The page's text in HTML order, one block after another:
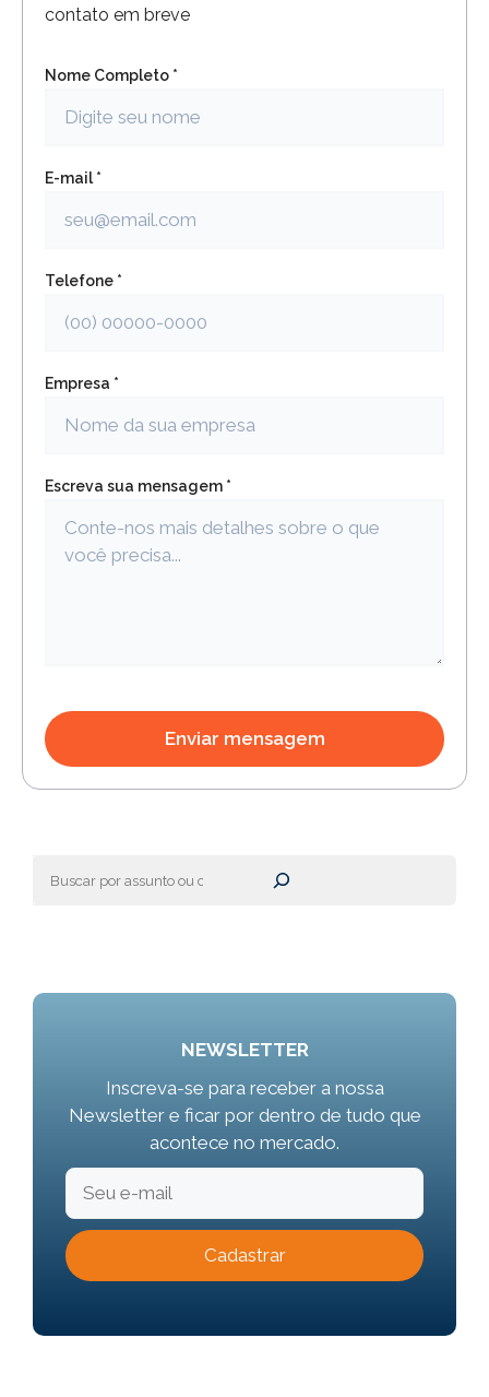
contato em breve
Nome Completo *
E-mail *
Telefone *
Empresa *
Escreva sua mensagem *
NEWSLETTER
Inscreva-se para receber a nossa
Newsletter e ficar por dentro de tudo que
acontece no mercado.